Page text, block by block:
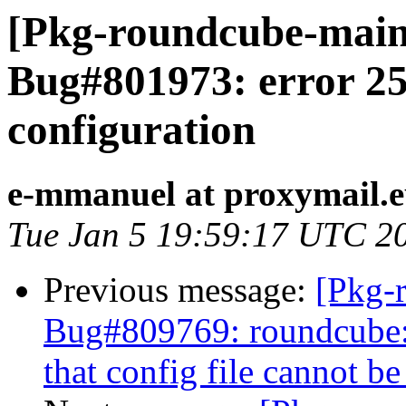
[Pkg-roundcube-
Bug#801973: error
configuration
e-mmanuel at
Tue Jan 5 19:59:17 UTC
Previous message: [Pkg-
Bug#809769:
that config file cannot